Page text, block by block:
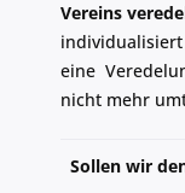
Vereins
individualisiert
eine
nicht mehr
Sollen wir